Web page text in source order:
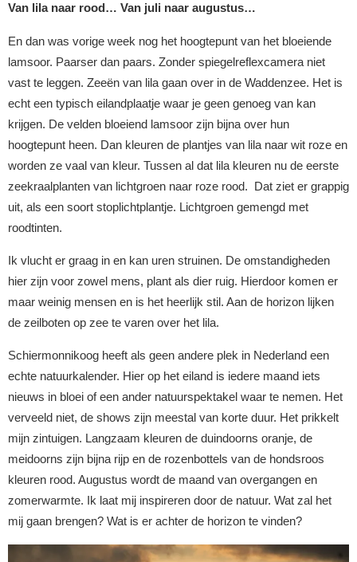
Van lila naar rood… Van juli naar augustus…
En dan was vorige week nog het hoogtepunt van het bloeiende
lamsoor. Paarser dan paars. Zonder spiegelreflexcamera niet
vast te leggen. Zeeën van lila gaan over in de Waddenzee. Het is
echt een typisch eilandplaatje waar je geen genoeg van kan
krijgen. De velden bloeiend lamsoor zijn bijna over hun
hoogtepunt heen. Dan kleuren de plantjes van lila naar wit roze en
worden ze vaal van kleur. Tussen al dat lila kleuren nu de eerste
zeekraalplanten van lichtgroen naar roze rood. Dat ziet er grappig
uit, als een soort stoplichtplantje. Lichtgroen gemengd met
roodtinten.
Ik vlucht er graag in en kan uren struinen. De omstandigheden
hier zijn voor zowel mens, plant als dier ruig. Hierdoor komen er
maar weinig mensen en is het heerlijk stil. Aan de horizon lijken
de zeilboten op zee te varen over het lila.
Schiermonnikoog heeft als geen andere plek in Nederland een
echte natuurkalender. Hier op het eiland is iedere maand iets
nieuws in bloei of een ander natuurspektakel waar te nemen. Het
verveeld niet, de shows zijn meestal van korte duur. Het prikkelt
mijn zintuigen. Langzaam kleuren de duindoorns oranje, de
meidoorns zijn bijna rijp en de rozenbottels van de hondsroos
kleuren rood. Augustus wordt de maand van overgangen en
zomerwarmte. Ik laat mij inspireren door de natuur. Wat zal het
mij gaan brengen? Wat is er achter de horizon te vinden?